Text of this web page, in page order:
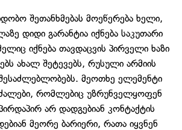
შეთანხმებას მოეწერება ხელი,
დიდი გარანტია იქნება საკუთარი
იქნება თავდაცვის პირველი ხაზი
ახალ შეტევებს, რუსული არმიის
მეოთხე ელემენტი
რომლებიც უზრუნველყოფენ
არ დადგებიან კონტაქტის
მეორე ბარიერი, რათა იყვნენ